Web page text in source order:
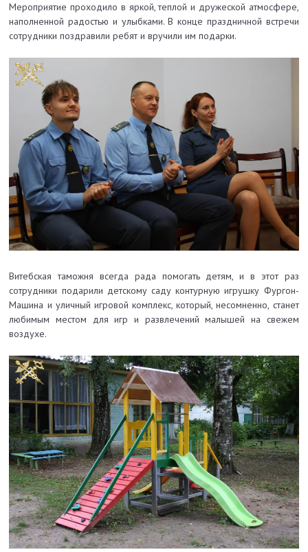
Мероприятие проходило в яркой, теплой и дружеской атмосфере,
наполненной радостью и улыбками. В конце праздничной встречи
сотрудники поздравили ребят и вручили им подарки.
Витебская таможня всегда рада помогать детям, и в этот раз
сотрудники подарили детскому саду контурную игрушку Фургон-
Машина и уличный игровой комплекс, который, несомненно, станет
любимым местом для игр и развлечений малышей на свежем
воздухе.